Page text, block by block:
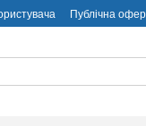
Публічна